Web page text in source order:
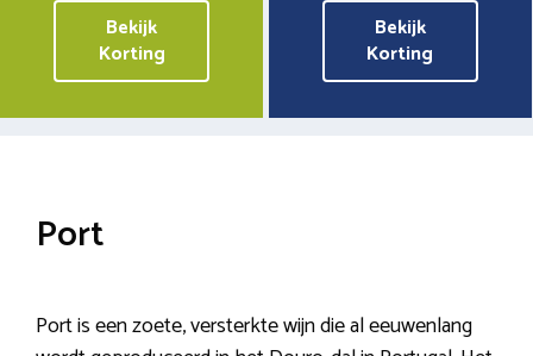
Bekijk
Korting
Bekijk
Korting
Port
Port is een zoete, versterkte wijn die al eeuwenlang